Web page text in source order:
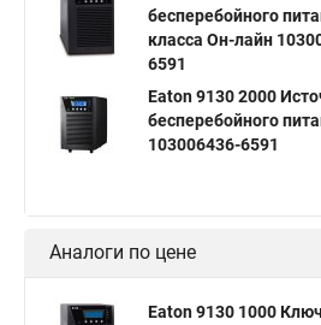
бесперебойного
класса Он-лайн
6591
Eaton 9130 2000
бесперебойного
103006436-6591
Аналоги по цене
Eaton 9130 1000 Ключ